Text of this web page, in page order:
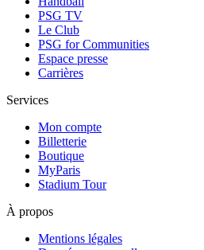
PSG TV
Le Club
PSG for Communities
Espace presse
Carrières
Services
Mon compte
Billetterie
Boutique
MyParis
Stadium Tour
À propos
Mentions légales